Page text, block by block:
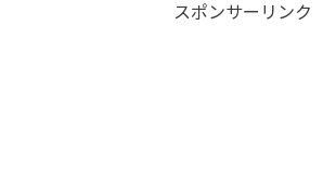
スポンサーリンク